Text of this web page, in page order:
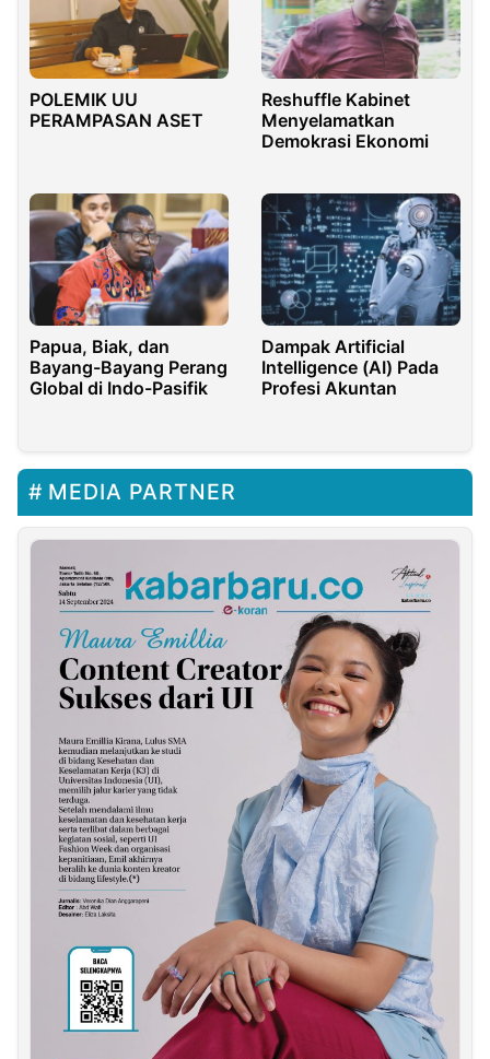
POLEMIK UU
PERAMPASAN ASET
Reshuffle Kabinet
Menyelamatkan
Demokrasi Ekonomi
Papua, Biak, dan
Bayang-Bayang Perang
Global di Indo-Pasifik
Dampak Artificial
Intelligence (AI) Pada
Profesi Akuntan
MEDIA PARTNER